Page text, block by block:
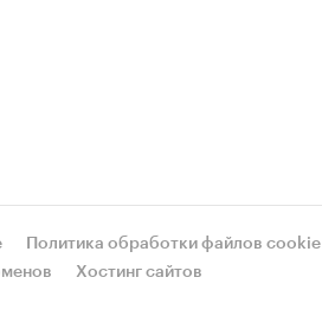
Политика обработки файлов cookie
Хостинг сайтов